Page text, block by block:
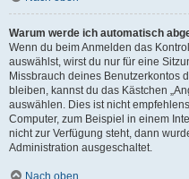
Warum werde ich automatisch
Wenn du beim Anmelden das
auswählst, wirst du nur für eine
Missbrauch deines Benutzerkontos
bleiben, kannst du das Kästchen
auswählen. Dies ist nicht
Computer, zum Beispiel in einem
nicht zur Verfügung steht, dann
Administration ausgeschaltet.
Nach oben